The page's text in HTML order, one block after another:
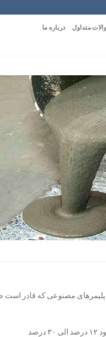
متداول درباره ما
پلیمرهای مصنوعی که قادر